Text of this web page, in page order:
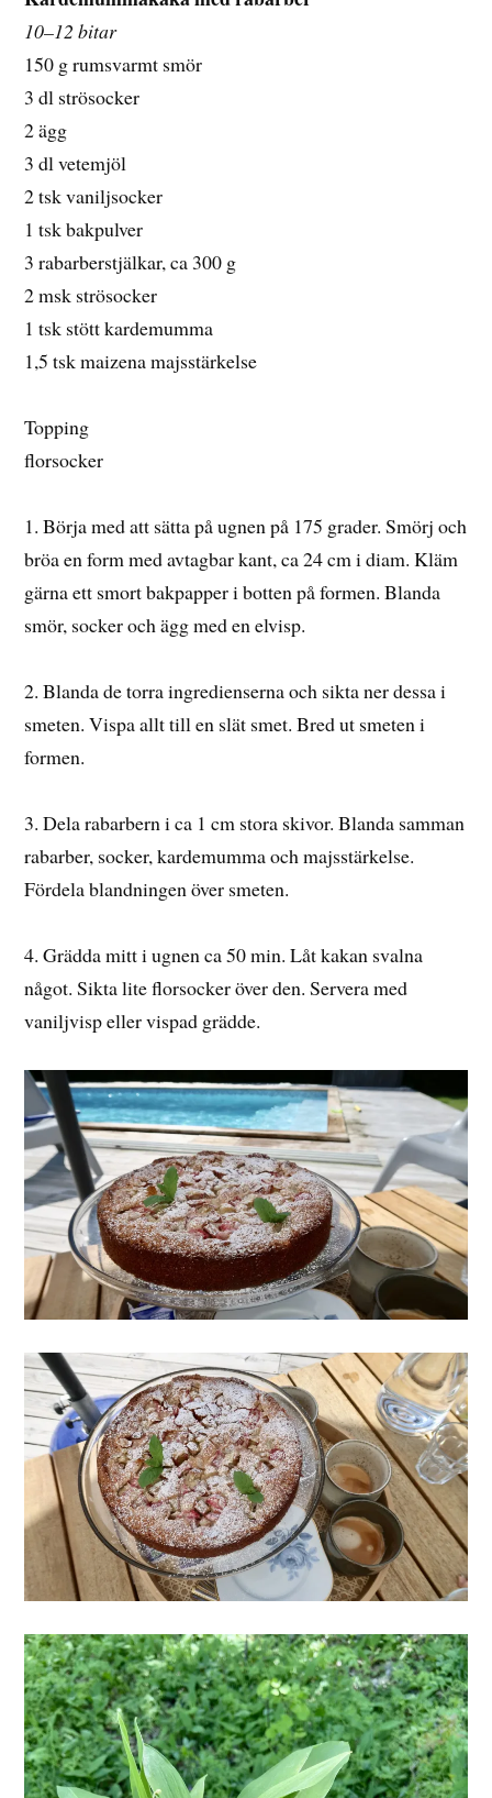
10–12 bitar
150 g rumsvarmt smör
3 dl strösocker
2 ägg
3 dl vetemjöl
2 tsk vaniljsocker
1 tsk bakpulver
3 rabarberstjälkar, ca 300 g
2 msk strösocker
1 tsk stött kardemumma
1,5 tsk maizena majsstärkelse
Topping
florsocker
1. Börja med att sätta på ugnen på 175 grader. Smörj och
bröa en form med avtagbar kant, ca 24 cm i diam. Kläm
gärna ett smort bakpapper i botten på formen. Blanda
smör, socker och ägg med en elvisp.
2. Blanda de torra ingredienserna och sikta ner dessa i
smeten. Vispa allt till en slät smet. Bred ut smeten i
formen.
3. Dela rabarbern i ca 1 cm stora skivor. Blanda samman
rabarber, socker, kardemumma och majsstärkelse.
Fördela blandningen över smeten.
4. Grädda mitt i ugnen ca 50 min. Låt kakan svalna
något. Sikta lite florsocker över den. Servera med
vaniljvisp eller vispad grädde.